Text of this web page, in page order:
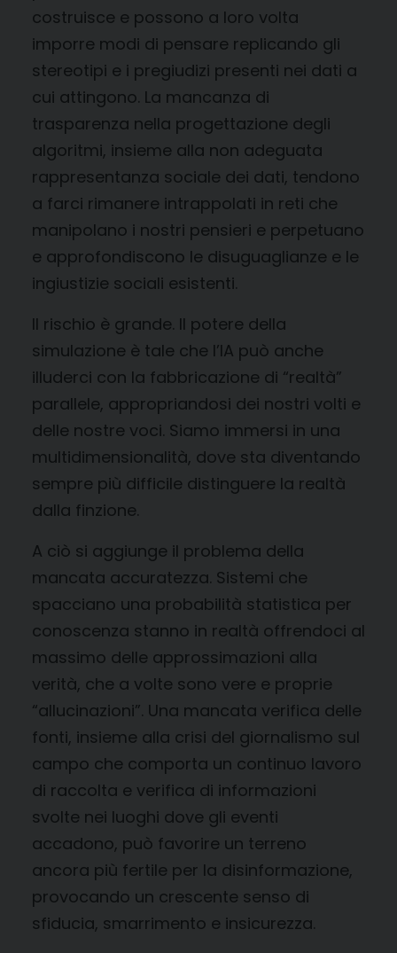
costruisce e possono a loro volta
imporre modi di pensare replicando gli
stereotipi e i pregiudizi presenti nei dati a
cui attingono. La mancanza di
trasparenza nella progettazione degli
algoritmi, insieme alla non adeguata
rappresentanza sociale dei dati, tendono
a farci rimanere intrappolati in reti che
manipolano i nostri pensieri e perpetuano
e approfondiscono le disuguaglianze e le
ingiustizie sociali esistenti.
Il rischio è grande. Il potere della
simulazione è tale che l’IA può anche
illuderci con la fabbricazione di “realtà”
parallele, appropriandosi dei nostri volti e
delle nostre voci. Siamo immersi in una
multidimensionalità, dove sta diventando
sempre più difficile distinguere la realtà
dalla finzione.
A ciò si aggiunge il problema della
mancata accuratezza. Sistemi che
spacciano una probabilità statistica per
conoscenza stanno in realtà offrendoci al
massimo delle approssimazioni alla
verità, che a volte sono vere e proprie
“allucinazioni”. Una mancata verifica delle
fonti, insieme alla crisi del giornalismo sul
campo che comporta un continuo lavoro
di raccolta e verifica di informazioni
svolte nei luoghi dove gli eventi
accadono, può favorire un terreno
ancora più fertile per la disinformazione,
provocando un crescente senso di
sfiducia, smarrimento e insicurezza.